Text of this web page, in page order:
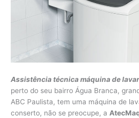
Assistência técnica máquina de lavar
perto do seu bairro Água Branca,
ABC Paulista, tem uma máquina de
conserto, não se preocupe, a